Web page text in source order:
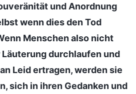
und Anordnung
wenn dies den Tod
Menschen also nicht
durchlaufen und
Leid ertragen, werden sie
sich in ihren Gedanken und